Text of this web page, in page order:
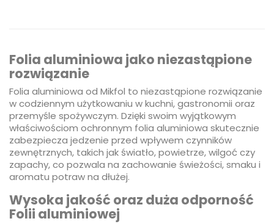
Folia aluminiowa jako niezastąpione
rozwiązanie
Folia aluminiowa od Mikfol to niezastąpione rozwiązanie
w codziennym użytkowaniu w kuchni, gastronomii oraz
przemyśle spożywczym. Dzięki swoim wyjątkowym
właściwościom ochronnym folia aluminiowa skutecznie
zabezpiecza jedzenie przed wpływem czynników
zewnętrznych, takich jak światło, powietrze, wilgoć czy
zapachy, co pozwala na zachowanie świeżości, smaku i
aromatu potraw na dłużej.
Wysoka jakość oraz duża odporność
Folii aluminiowej